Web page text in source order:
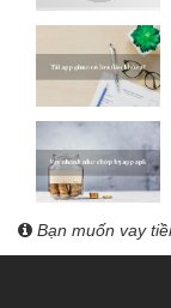
Bạn muốn vay